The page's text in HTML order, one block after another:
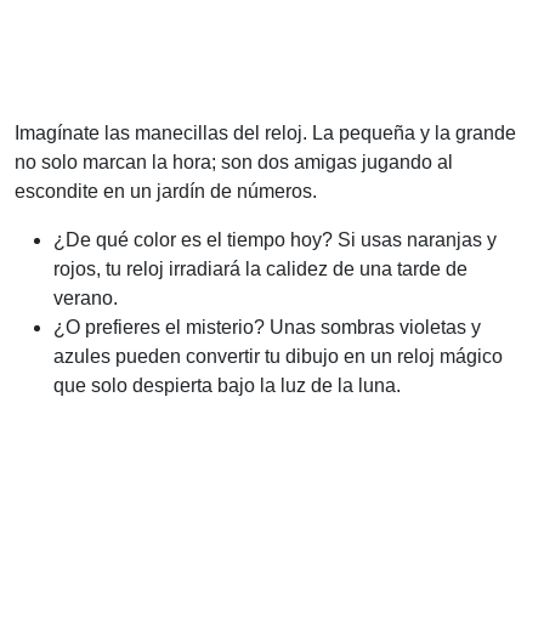
Imagínate las manecillas del reloj. La pequeña y la grande
no solo marcan la hora; son dos amigas jugando al
escondite en un jardín de números.
¿De qué color es el tiempo hoy? Si usas naranjas y
rojos, tu reloj irradiará la calidez de una tarde de
verano.
¿O prefieres el misterio? Unas sombras violetas y
azules pueden convertir tu dibujo en un reloj mágico
que solo despierta bajo la luz de la luna.